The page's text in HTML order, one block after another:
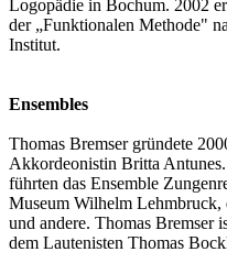
Logopädie in Bochum. 2002
der „Funktionalen Methode"
Institut.
Ensembles
Thomas Bremser gründete
Akkordeonistin Britta
führten das Ensemble
Museum Wilhelm
und andere. Thomas Bremser
dem Lautenisten Thomas